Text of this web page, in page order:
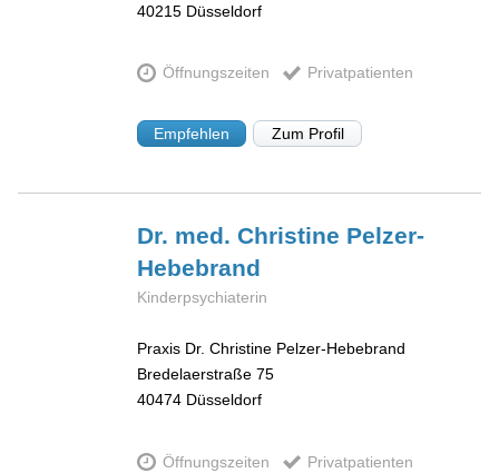
40215 Düsseldorf
Öffnungszeiten Privatpatienten
Empfehlen Zum Profil
Dr. med. Christine Pelzer-
Hebebrand
Kinderpsychiaterin
Praxis Dr. Christine Pelzer-Hebebrand
Bredelaerstraße 75
40474 Düsseldorf
Öffnungszeiten Privatpatienten